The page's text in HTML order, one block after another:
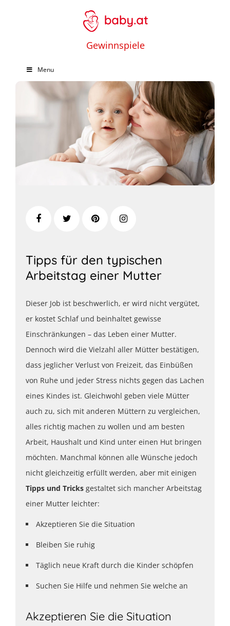
Gewinnspiele
Menu
Tipps für den typischen
Arbeitstag einer Mutter
Dieser Job ist beschwerlich, er wird nicht vergütet,
er kostet Schlaf und beinhaltet gewisse
Einschränkungen – das Leben einer Mutter.
Dennoch wird die Vielzahl aller Mütter bestätigen,
dass jeglicher Verlust von Freizeit, das Einbüßen
von Ruhe und jeder Stress nichts gegen das Lachen
eines Kindes ist. Gleichwohl geben viele Mütter
auch zu, sich mit anderen Müttern zu vergleichen,
alles richtig machen zu wollen und am besten
Arbeit, Haushalt und Kind unter einen Hut bringen
möchten. Manchmal können alle Wünsche jedoch
nicht gleichzeitig erfüllt werden, aber mit einigen
Tipps und Tricks gestaltet sich mancher Arbeitstag
einer Mutter leichter:
Akzeptieren Sie die Situation
Bleiben Sie ruhig
Täglich neue Kraft durch die Kinder schöpfen
Suchen Sie Hilfe und nehmen Sie welche an
Akzeptieren Sie die Situation